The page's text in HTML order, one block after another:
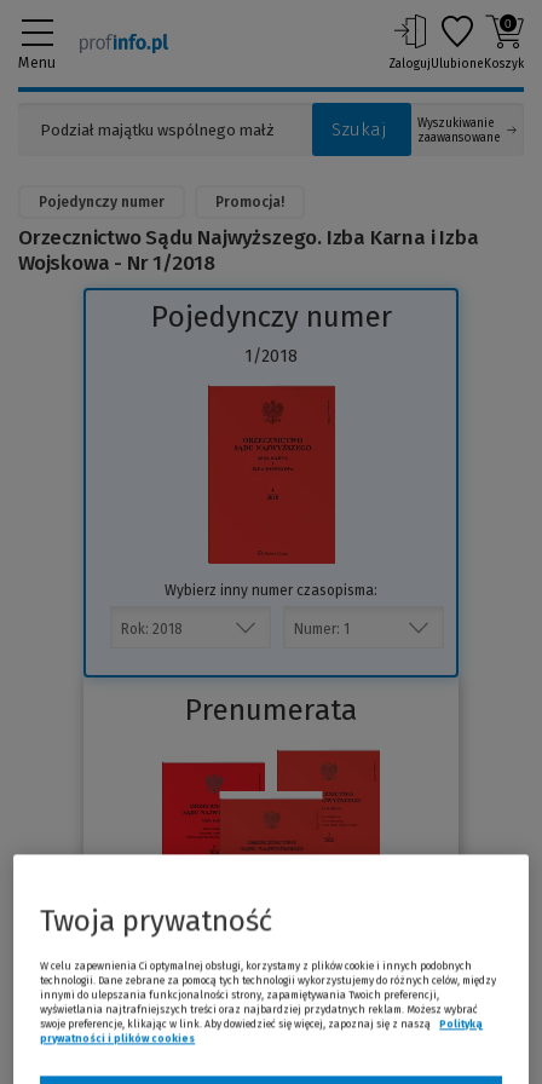
Menu
Szukaj
Wyszukiwanie
zaawansowane
ZalogujUlubione
0
Koszyk
Pojedynczy numer Promocja!
Orzecznictwo Sądu Najwyższego. Izba Karna i Izba
Wojskowa - Nr 1/2018
Pojedynczy numer
1/2018
Wybierz inny numer czasopisma:
Prenumerata
Sprawdź
Twoja prywatność
W celu zapewnienia Ci optymalnej obsługi, korzystamy z plików cookie i innych podobnych
technologii. Dane zebrane za pomocą tych technologii wykorzystujemy do różnych celów, między
innymi do ulepszania funkcjonalności strony, zapamiętywania Twoich preferencji,
wyświetlania najtrafniejszych treści oraz najbardziej przydatnych reklam. Możesz wybrać
swoje preferencje, klikając w link. Aby dowiedzieć się więcej, zapoznaj się z naszą
Polityką
prywatności i plików cookies